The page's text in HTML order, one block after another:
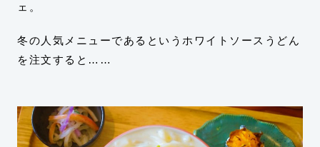
ェ。
冬の人気メニューであるというホワイトソースうどん
を注文すると……